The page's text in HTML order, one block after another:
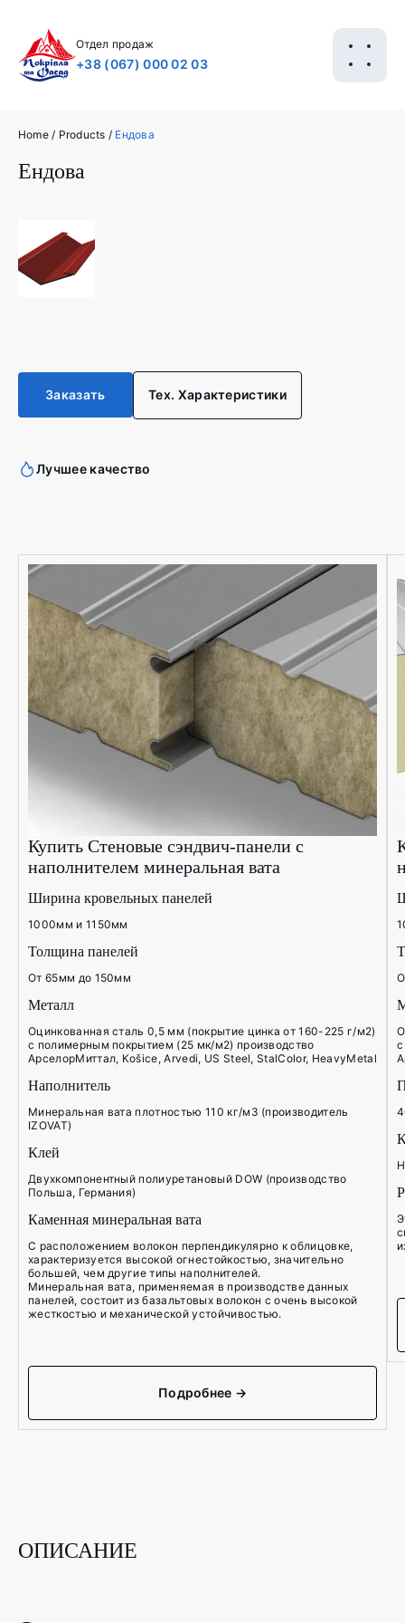
Отдел продаж
+38 (067) 000 02 03
Home/ Products / Ендова
Ендова
Заказать Тех. Характеристики
Лучшее качество
ОПИСАНИЕ
Купить Стеновые сэндвич-панели с
наполнителем минеральная вата
Ширина кровельных панелей
1000мм и 1150мм
Толщина панелей
От 65мм до 150мм
Металл
Оцинкованная сталь 0,5 мм (покрытие цинка от 160-225 г/м2)
с полимерным покрытием (25 мк/м2) производство
АрселорМиттал, Košice, Arvedi, US Steel, StalColor, HeavyMetal
Наполнитель
Минеральная вата плотностью 110 кг/м3 (производитель
IZOVAT)
Клей
Двухкомпонентный полиуретановый DOW (производство
Польша, Германия)
Каменная минеральная вата
С расположением волокон перпендикулярно к облицовке,
характеризуется высокой огнестойкостью, значительно
большей, чем другие типы наполнителей.
Минеральная вата, применяемая в производстве данных
панелей, состоит из базальтовых волокон с очень высокой
жесткостью и механической устойчивостью.
Подробнее →